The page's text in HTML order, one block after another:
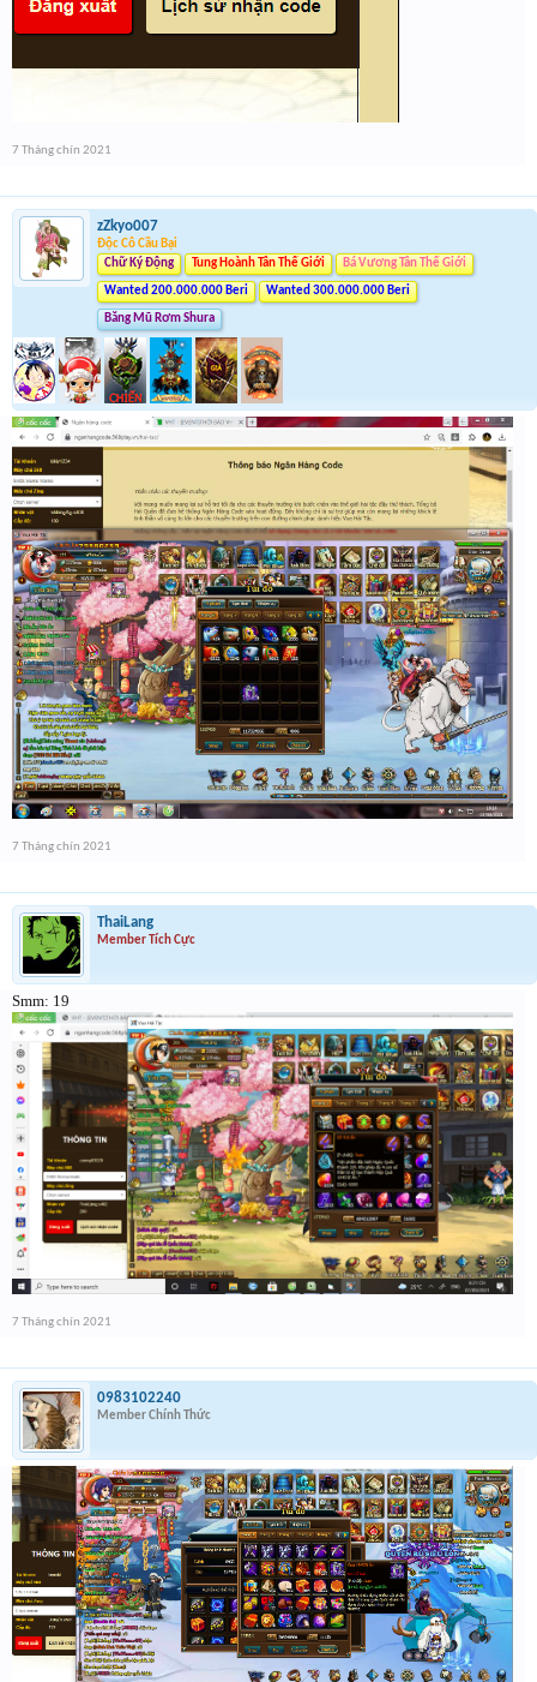
7 Tháng chín 2021
zZkyo007
Độc Cô Cầu Bại
Chữ Ký Động
Tung Hoành Tân Thế Giới Bá Vương Tân Thế Giới
Wanted 200.000.000 Beri Wanted 300.000.000 Beri
Băng Mũ Rơm Shura
7 Tháng chín 2021
ThaiLang
Member Tích Cực
Smm: 19
7 Tháng chín 2021
0983102240
Member Chính Thức